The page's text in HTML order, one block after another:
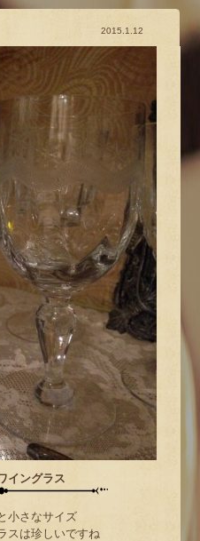
2015.1.12
イングラス
小さなサイズ
スは珍しいですね